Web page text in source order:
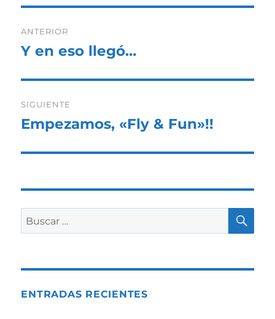
de
ANTERIOR
Entrada
Y en eso llegó…
SIGUIENTE
Entrada
Empezamos, «Fly & Fun»!!
Buscar
por:
ENTRADAS RECIENTES